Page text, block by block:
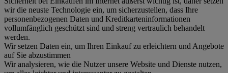
wir die neuste Technologie ein, um sicherzustellen, dass Ihre
personenbezogenen Daten und Kreditkarteninformationen
vollumfänglich geschützt sind und streng vertraulich behandelt
werden.
Wir setzen Daten ein, um Ihren Einkauf zu erleichtern und Angebote
auf Sie abzustimmen
Wir analysieren, wie die Nutzer unsere Website und Dienste nutzen,